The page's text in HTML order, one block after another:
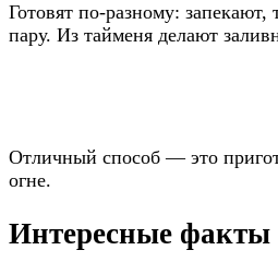
Готовят по-разному: запекают,
пару. Из тайменя делают
Отличный способ — это
огне.
Интересные факты